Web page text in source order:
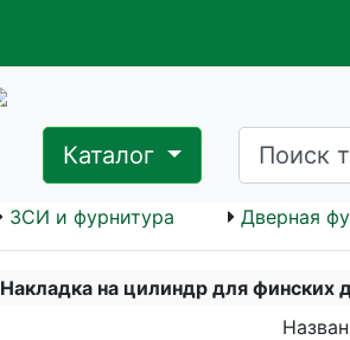
Каталог
ЗСИ и фурнитура Дверная
Накладка на цилиндр для финских